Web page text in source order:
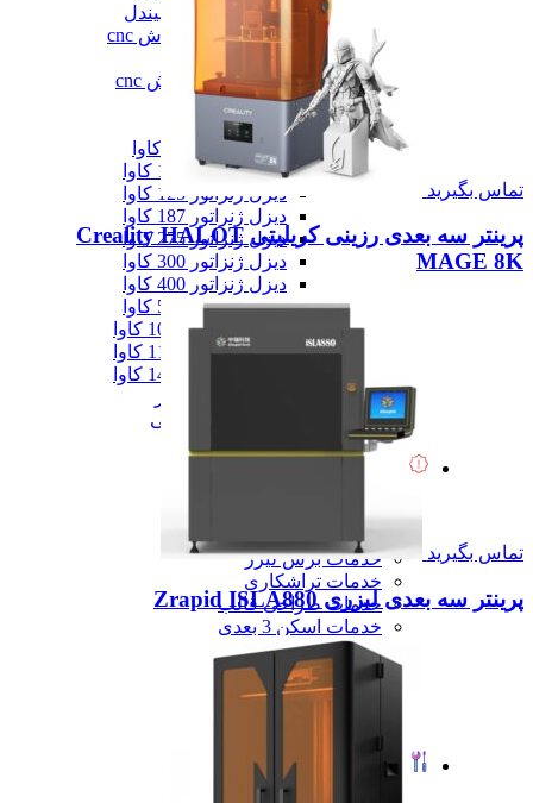
تراش مولتی اسپیندل
دستگاه طول تراش cnc
سری تراش cnc
همه دستگاه تراش cnc
دیزل ژنراتور
دیزل ژنراتور
دیزل ژنراتور 62 کاوا
دیزل ژنزاتور 100 کاوا
دیزل ژنراتور 125 کاوا
دیزل ژنراتور 187 کاوا
دیزل ژنزاتور 275 کاوا
دیزل ژنزاتور 300 کاوا
دیزل ژنزاتور 400 کاوا
دیزل ژنزاتور 550 کاوا
دیزل ژنزاتور 1000 کاوا
دیزل ژنزاتور 1100 کاوا
همه ماشین آلات صنعتی
همه محصولات
خدمات پرینت سه بعدی
خدمات برش لیزر
خدمات تراشکاری
خدمات طراحی قالب
خدمات اسکن 3 بعدی
خدمات تزریق پلاستیک
خدمات فرزکاری
خدمات واترجت
همه خدمات
تعمیرات
تماس بگیرید
پرینتر سه بعدی رزینی کریلیتی Creality HALOT
MAGE 8K
تماس بگیرید
پرینتر سه بعدی لیزری Zrapid ISLA880